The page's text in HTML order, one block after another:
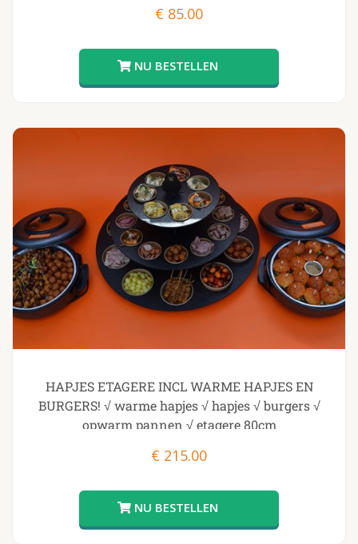
€ 85.00
HAPJES ETAGERE INCL WARME HAPJES EN
BURGERS! √ warme hapjes √ hapjes √ burgers √
opwarm pannen √ etagere 80cm
€ 215.00